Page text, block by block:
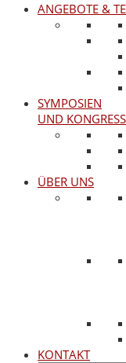
ANGEBOTE &
SYMPOSIEN
UND KONGRESS
ÜBER UNS
KONTAKT